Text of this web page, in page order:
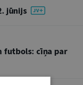
jūnijs
futbols: cīņa par